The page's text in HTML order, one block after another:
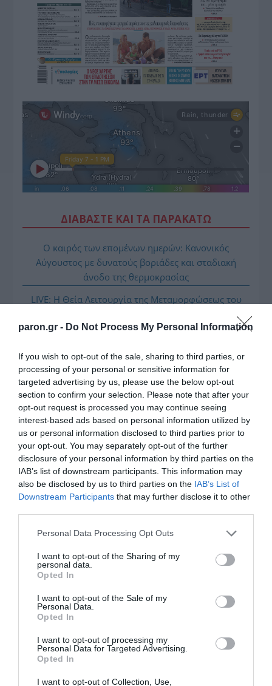
paron.gr - Do Not Process My Personal Information
If you wish to opt-out of the sale, sharing to third parties, or
processing of your personal or sensitive information for
targeted advertising by us, please use the below opt-out
section to confirm your selection. Please note that after your
opt-out request is processed you may continue seeing
interest-based ads based on personal information utilized by
us or personal information disclosed to third parties prior to
your opt-out. You may separately opt-out of the further
disclosure of your personal information by third parties on the
IAB’s list of downstream participants. This information may
also be disclosed by us to third parties on the IAB’s List of
Downstream Participants that may further disclose it to other
Please note that this website/app uses one or more Google
not limited to your visit or usage behaviour. You may click to
grant or deny consent to Google and its third-party tags to
use your data for below specified purposes in below Google
consent section.
Personal Data Processing Opt Outs
I want to opt-out of the Sharing of my
personal data.
Opted In
I want to opt-out of the Sale of my
Personal Data.
Opted In
I want to opt-out of processing my
Personal Data for Targeted Advertising.
Opted In
I want to opt-out of Collection, Use,
ΔΙΑΒΑΣΤΕ ΚΑΙ ΤΑ ΠΑΡΑΚΑΤΩ
Ο καιρός των επομένων ημερών: Κανονικός
Αύγουστος με δυνατούς βοριάδες και σταδιακή
άνοδο της θερμοκρασίας
LIVE: Η Θεία Λειτουργία της Μεταμορφώσεως του
ΥΠΕΞ!
Ξύπνησαν, αλλά για τους λάθος λόγους…
Μεταμόρφωση του Σωτήρος: Τα έθιμα, ο
συμβολισμός και η αλλαγή του καιρού
Το φαρμακείο των διακοπών: Ο πλήρης οδηγός για
ασφαλείς εξορμήσεις και τα απαραίτητα Πρώτων
Βοηθειών
ΤΟ ΒΙΒΛΙΟ ΣΤΟ “Π”